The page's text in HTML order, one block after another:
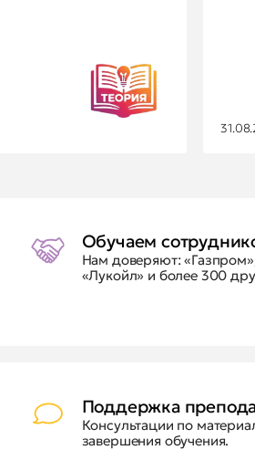
Обучаем
Нам доверяют:
«Лукойл» и более 300
Поддержка
Консультации по
завершения обучения.